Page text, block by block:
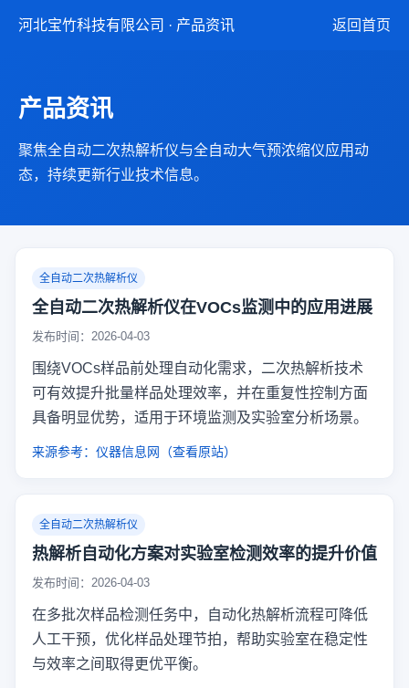
河北宝竹科技有限公司 · 产品资讯 返回首页
产品资讯
聚焦全自动二次热解析仪与全自动大气预浓缩仪应用动
态，持续更新行业技术信息。
全自动二次热解析仪
全自动二次热解析仪在VOCs监测中的应用进展
发布时间：2026-04-03
围绕VOCs样品前处理自动化需求，二次热解析技术
可有效提升批量样品处理效率，并在重复性控制方面
具备明显优势，适用于环境监测及实验室分析场景。
来源参考：仪器信息网（查看原站）
全自动二次热解析仪
热解析自动化方案对实验室检测效率的提升价值
发布时间：2026-04-03
在多批次样品检测任务中，自动化热解析流程可降低
人工干预，优化样品处理节拍，帮助实验室在稳定性
与效率之间取得更优平衡。